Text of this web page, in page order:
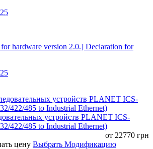
for hardware version 2.0.] Declaration for
устройств PLANET ICS-
422/485 to Industrial Ethernet)
от 22770 грн
цену Выбрать Модификацию